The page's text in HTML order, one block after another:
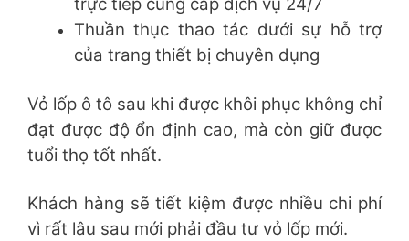
Thuần thục thao tác dưới sự hỗ trợ
của trang thiết bị chuyên dụng
Vỏ lốp ô tô sau khi được khôi phục không chỉ
đạt được độ ổn định cao, mà còn giữ được
tuổi thọ tốt nhất.
Khách hàng sẽ tiết kiệm được nhiều chi phí
vì rất lâu sau mới phải đầu tư vỏ lốp mới.